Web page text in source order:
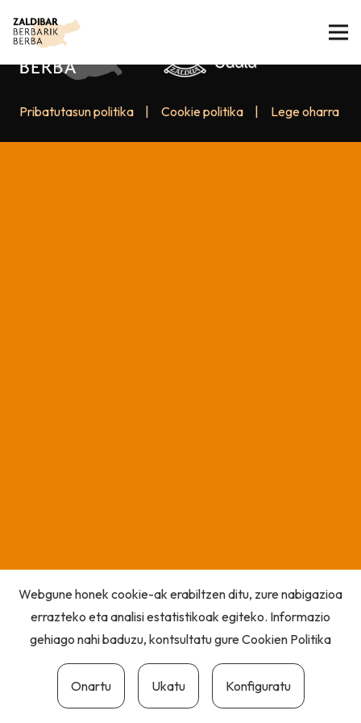
Pribatutasun politika Cookie politika Lege oharra
Webgune honek cookie-ak erabiltzen ditu, zure nabigazioa
errazteko eta analisi estatistikoak egiteko. Informazio
gehiago nahi baduzu, kontsultatu gureCookien Politika
Onartu Ukatu Konfiguratu